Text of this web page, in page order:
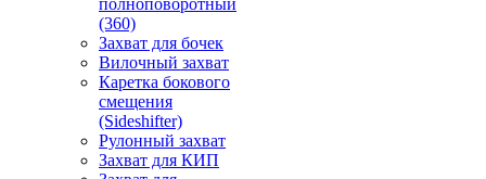
полноповоротный
(360)
Захват для бочек
Вилочный захват
Каретка бокового
смещения
(Sideshifter)
Рулонный захват
Захват для КИП